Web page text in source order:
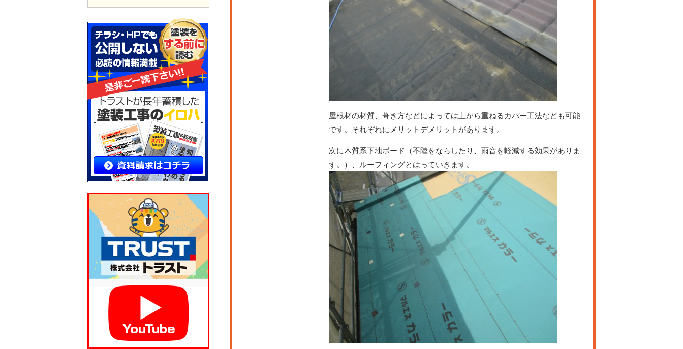
屋根材の材質、葺き方などによっては上から重ねるカバー工法なども可能
です。それぞれにメリットデメリットがあります。
次に木質系下地ボード（不陸をならしたり、雨音を軽減する効果がありま
す。）、ルーフィングとはっていきます。